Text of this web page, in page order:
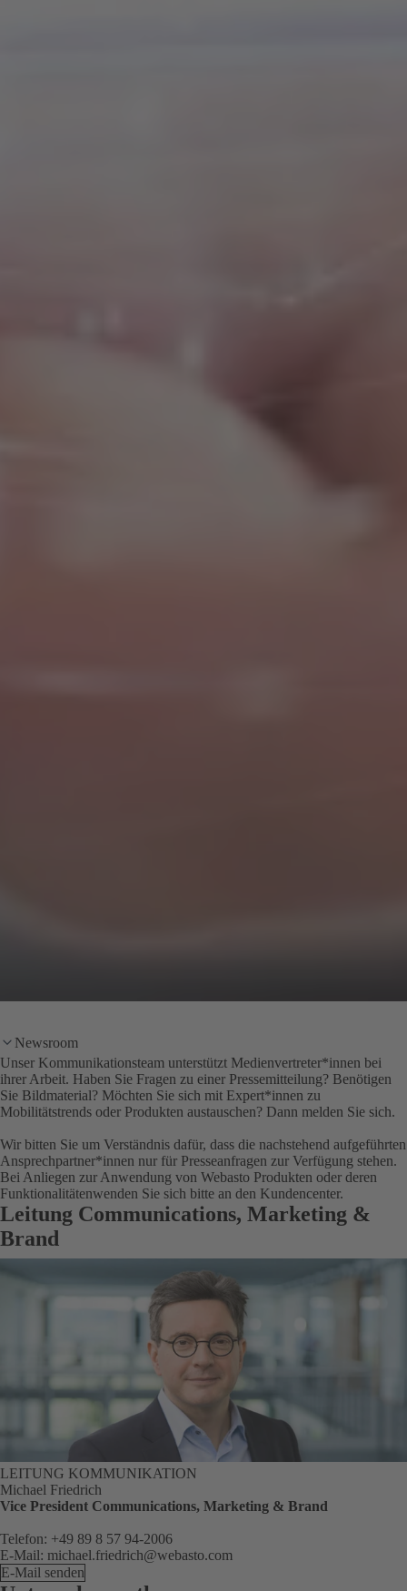
Newsroom
Unser Kommunikationsteam unterstützt Medienvertreter*innen bei
ihrer Arbeit. Haben Sie Fragen zu einer Pressemitteilung? Benötigen
Sie Bildmaterial? Möchten Sie sich mit Expert*innen zu
Mobilitätstrends oder Produkten austauschen? Dann melden Sie sich.
Wir bitten Sie um Verständnis dafür, dass die nachstehend aufgeführten
Ansprechpartner*innen nur für Presseanfragen zur Verfügung stehen.
Bei Anliegen zur Anwendung von Webasto Produkten oder deren
Funktionalitätenwenden Sie sich bitte an den Kundencenter.
Leitung Communications, Marketing &
Brand
LEITUNG KOMMUNIKATION
Michael Friedrich
Vice President Communications, Marketing & Brand
Telefon: +49 89 8 57 94-2006
E-Mail: michael.friedrich@webasto.com
E-Mail senden